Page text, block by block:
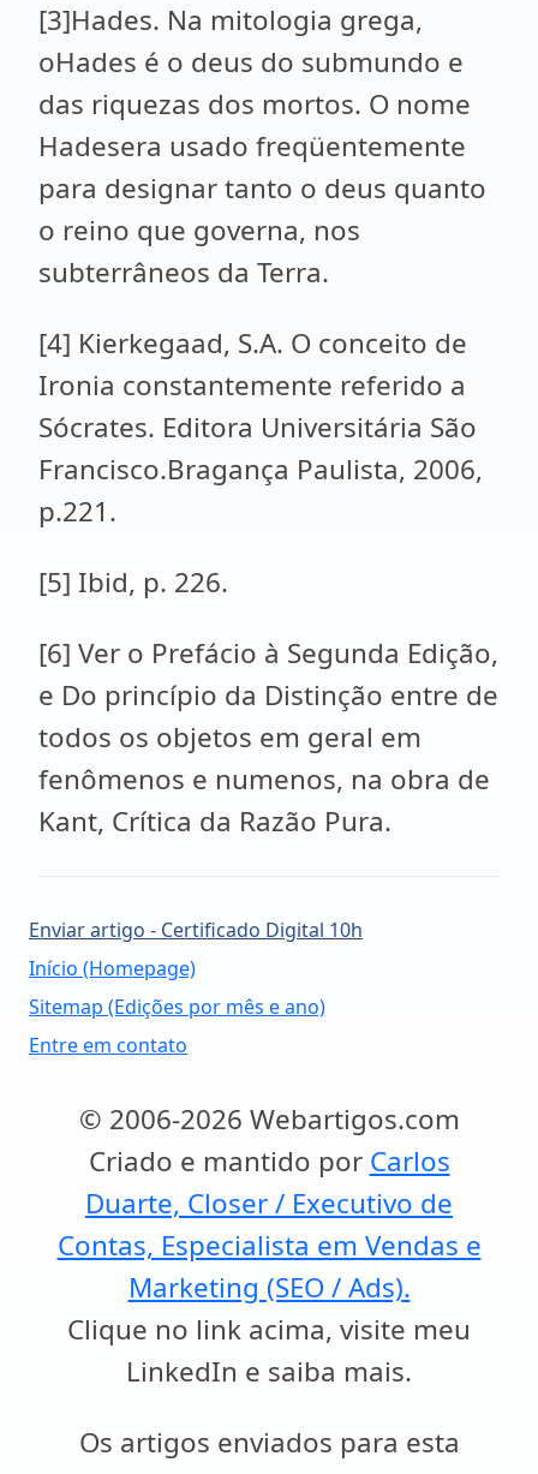
[3]Hades. Na mitologia grega,
oHades é o deus do submundo e
das riquezas dos mortos. O nome
Hadesera usado freqüentemente
para designar tanto o deus quanto
o reino que governa, nos
subterrâneos da Terra.
[4] Kierkegaad, S.A. O conceito de
Ironia constantemente referido a
Sócrates. Editora Universitária São
Francisco.Bragança Paulista, 2006,
p.221.
[5] Ibid, p. 226.
[6] Ver o Prefácio à Segunda Edição,
e Do princípio da Distinção entre de
todos os objetos em geral em
fenômenos e numenos, na obra de
Kant, Crítica da Razão Pura.
Enviar artigo - Certificado Digital 10h
Início (Homepage)
Sitemap (Edições por mês e ano)
Entre em contato
© 2006-2026 Webartigos.com
Criado e mantido por Carlos
Duarte, Closer / Executivo de
Contas, Especialista em Vendas e
Marketing (SEO / Ads).
Clique no link acima, visite meu
LinkedIn e saiba mais.
Os artigos enviados para esta